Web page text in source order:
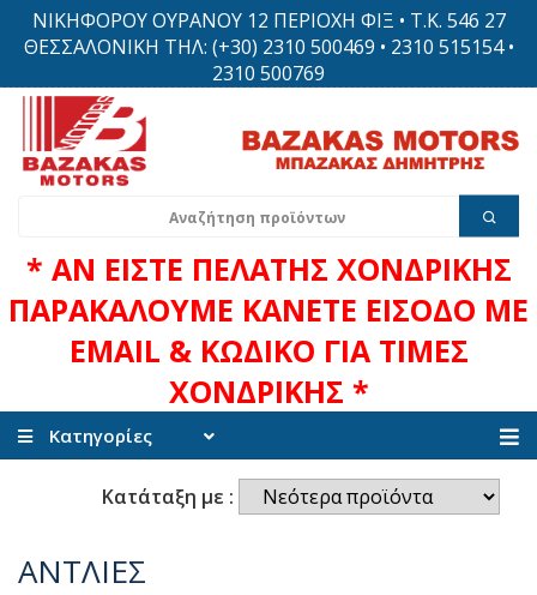
ΝΙΚΗΦΟΡΟΥ ΟΥΡΑΝΟΥ 12 ΠΕΡΙΟΧΗ ΦΙΞ • Τ.Κ. 546 27
ΘΕΣΣΑΛΟΝΙΚΗ ΤΗΛ: (+30) 2310 500469 • 2310 515154 •
2310 500769
* ΑΝ ΕΙΣΤΕ ΠΕΛΑΤΗΣ ΧΟΝΔΡΙΚΗΣ
ΠΑΡΑΚΑΛΟΥΜΕ ΚΑΝΕΤΕ ΕΙΣΟΔΟ ΜΕ
EMAIL & ΚΩΔΙΚΟ ΓΙΑ ΤΙΜΕΣ
ΧΟΝΔΡΙΚΗΣ *
Κατηγορίες
Κατάταξη με :
ΑΝΤΛΙΕΣ